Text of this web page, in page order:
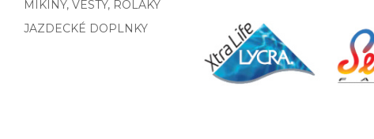
MIKINY, VESTY, ROLÁKY
JAZDECKÉ DOPLNKY